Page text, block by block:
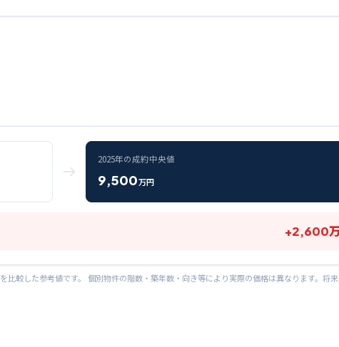
2025年の成約中央値
9,500万円
+2,600
較した参考値です。 個別物件の階数・築年数・向き等により実際の価格は異なります。将